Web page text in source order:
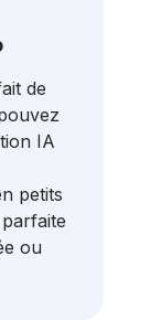
de
IA
petits
ou